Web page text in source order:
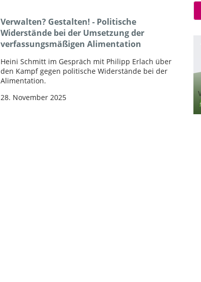
Verwalten? Gestalten! - Politische
Widerstände bei der Umsetzung der
verfassungsmäßigen Alimentation
Heini Schmitt im Gespräch mit Philipp Erlach über
den Kampf gegen politische Widerstände bei der
Alimentation.
28. November 2025